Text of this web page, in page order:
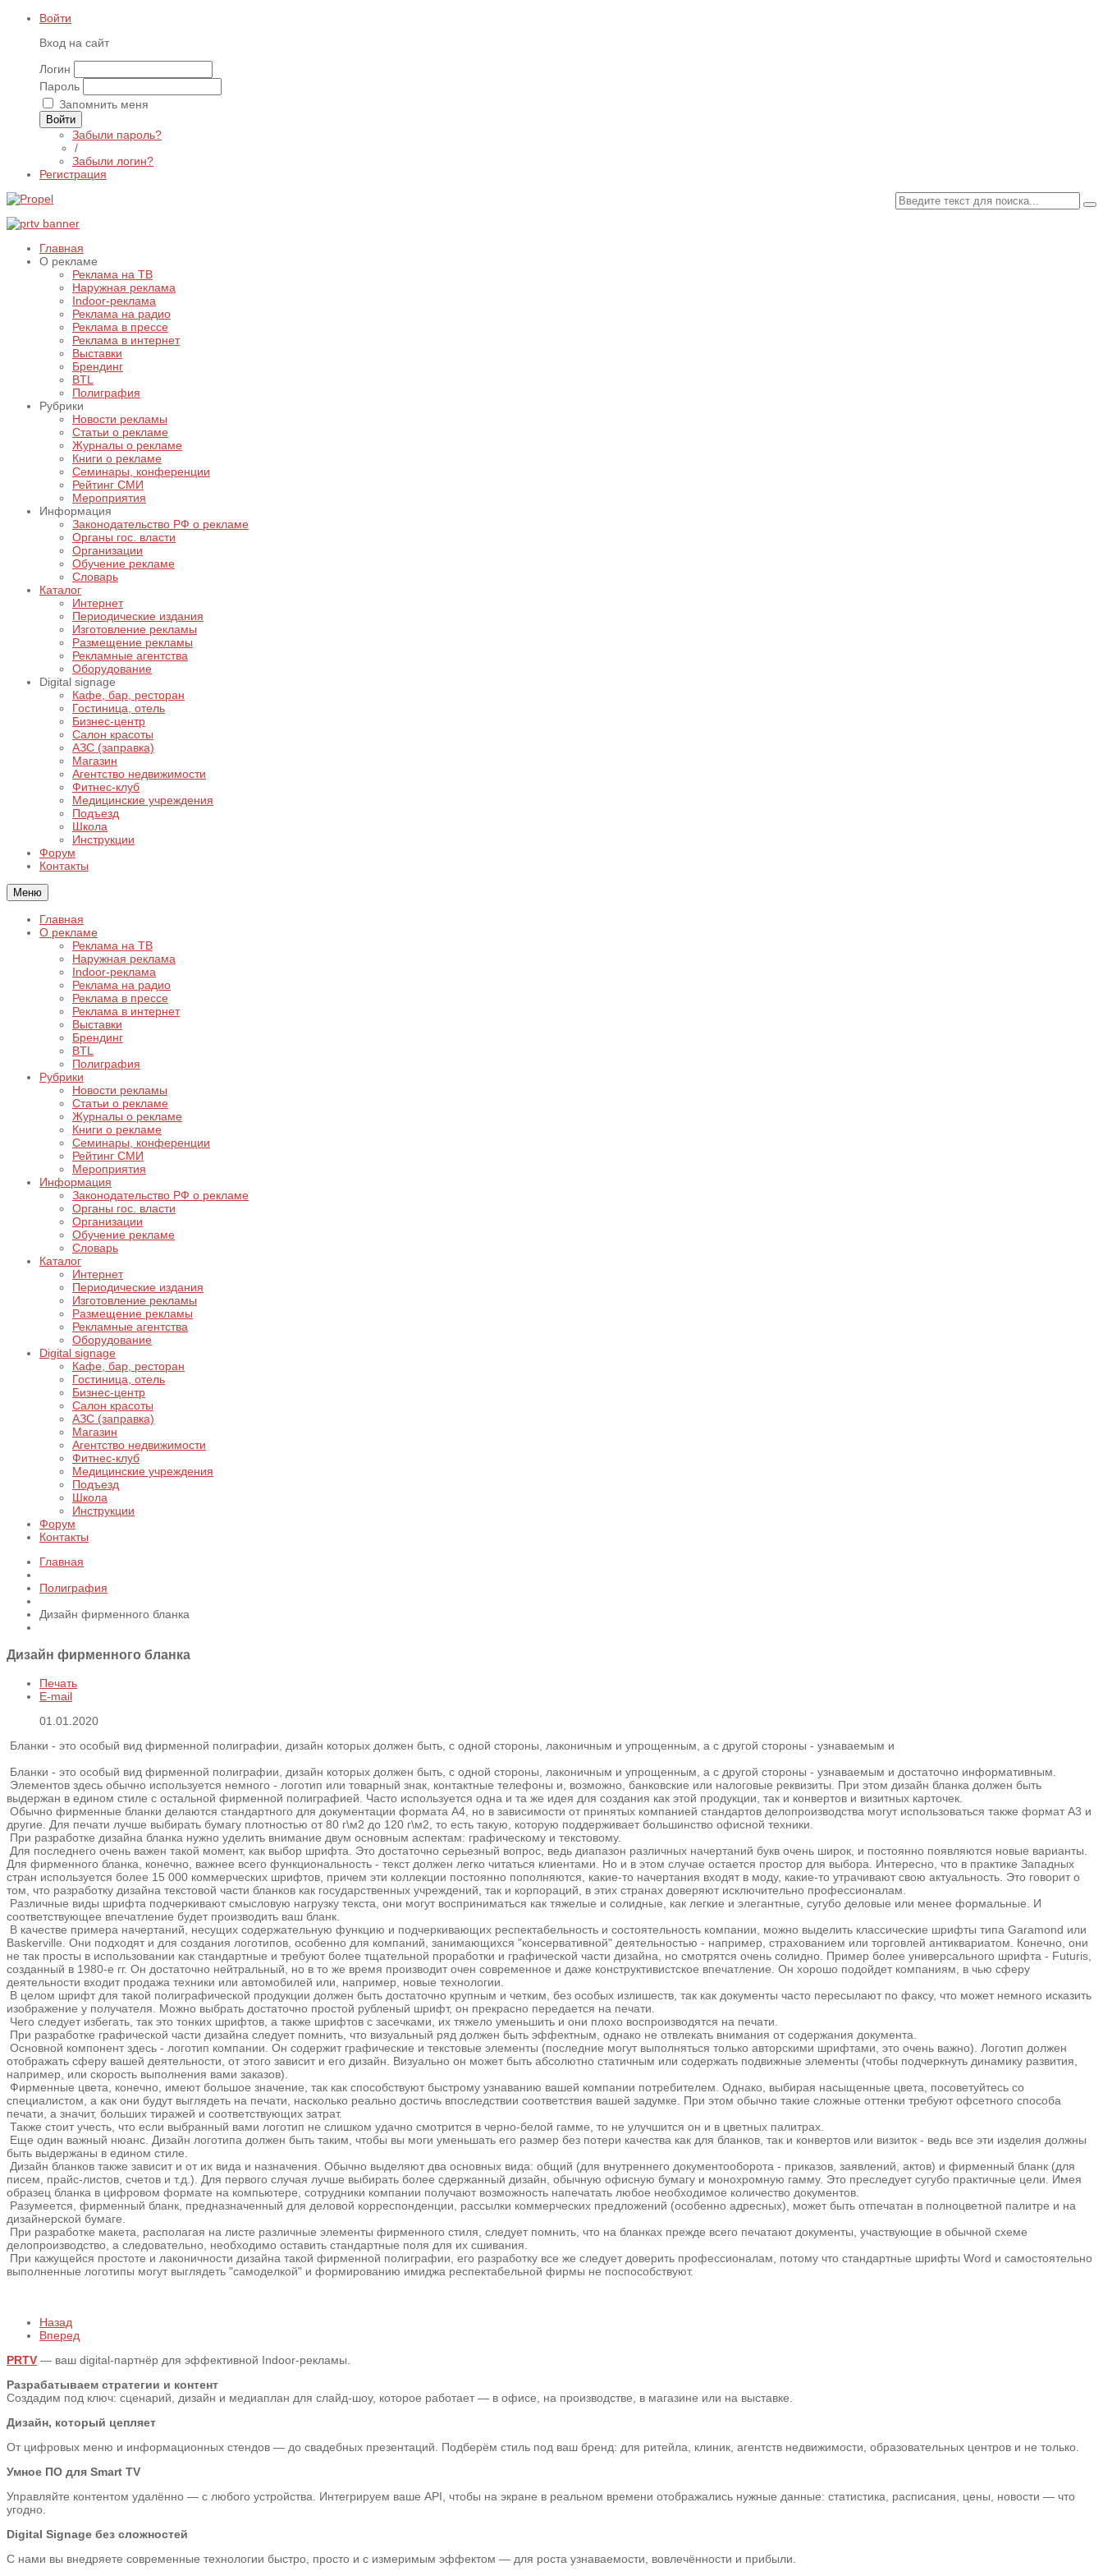
Войти
Вход на сайт
Логин
Пароль
Запомнить меня
Войти
Забыли пароль?
/
Забыли логин?
Регистрация
Главная
О рекламе
Реклама на ТВ
Наружная реклама
Indoor-реклама
Реклама на радио
Реклама в прессе
Реклама в интернет
Выставки
Брендинг
BTL
Полиграфия
Рубрики
Новости рекламы
Статьи о рекламе
Журналы о рекламе
Книги о рекламе
Семинары, конференции
Рейтинг СМИ
Мероприятия
Информация
Законодательство РФ о рекламе
Органы гос. власти
Организации
Обучение рекламе
Словарь
Каталог
Интернет
Периодические издания
Изготовление рекламы
Размещение рекламы
Рекламные агентства
Оборудование
Digital signage
Кафе, бар, ресторан
Гостиница, отель
Бизнес-центр
Салон красоты
АЗС (заправка)
Магазин
Агентство недвижимости
Фитнес-клуб
Медицинские учреждения
Подъезд
Школа
Инструкции
Форум
Контакты
Меню
Главная
О рекламе
Реклама на ТВ
Наружная реклама
Indoor-реклама
Реклама на радио
Реклама в прессе
Реклама в интернет
Выставки
Брендинг
BTL
Полиграфия
Рубрики
Новости рекламы
Статьи о рекламе
Журналы о рекламе
Книги о рекламе
Семинары, конференции
Рейтинг СМИ
Мероприятия
Информация
Законодательство РФ о рекламе
Органы гос. власти
Организации
Обучение рекламе
Словарь
Каталог
Интернет
Периодические издания
Изготовление рекламы
Размещение рекламы
Рекламные агентства
Оборудование
Digital signage
Кафе, бар, ресторан
Гостиница, отель
Бизнес-центр
Салон красоты
АЗС (заправка)
Магазин
Агентство недвижимости
Фитнес-клуб
Медицинские учреждения
Подъезд
Школа
Инструкции
Форум
Контакты
Главная
Полиграфия
Дизайн фирменного бланка
Дизайн фирменного бланка
Печать
E-mail
01.01.2020
Бланки - это особый вид фирменной полиграфии, дизайн которых должен быть, с одной стороны, лаконичным и упрощенным, а с другой стороны - узнаваемым и
Бланки - это особый вид фирменной полиграфии, дизайн которых должен быть, с одной стороны, лаконичным и упрощенным, а с другой стороны - узнаваемым и достаточно информативным.
Элементов здесь обычно используется немного - логотип или товарный знак, контактные телефоны и, возможно, банковские или налоговые реквизиты. При этом дизайн бланка должен быть
выдержан в едином стиле с остальной фирменной полиграфией. Часто используется одна и та же идея для создания как этой продукции, так и конвертов и визитных карточек.
Обычно фирменные бланки делаются стандартного для документации формата А4, но в зависимости от принятых компанией стандартов делопроизводства могут использоваться также формат А3 и
другие. Для печати лучше выбирать бумагу плотностью от 80 г\м2 до 120 г\м2, то есть такую, которую поддерживает большинство офисной техники.
При разработке дизайна бланка нужно уделить внимание двум основным аспектам: графическому и текстовому.
Для последнего очень важен такой момент, как выбор шрифта. Это достаточно серьезный вопрос, ведь диапазон различных начертаний букв очень широк, и постоянно появляются новые варианты.
Для фирменного бланка, конечно, важнее всего функциональность - текст должен легко читаться клиентами. Но и в этом случае остается простор для выбора. Интересно, что в практике Западных
стран используется более 15 000 коммерческих шрифтов, причем эти коллекции постоянно пополняются, какие-то начертания входят в моду, какие-то утрачивают свою актуальность. Это говорит о
том, что разработку дизайна текстовой части бланков как государственных учреждений, так и корпораций, в этих странах доверяют исключительно профессионалам.
Различные виды шрифта подчеркивают смысловую нагрузку текста, они могут восприниматься как тяжелые и солидные, как легкие и элегантные, сугубо деловые или менее формальные. И
соответствующее впечатление будет производить ваш бланк.
В качестве примера начертаний, несущих содержательную функцию и подчеркивающих респектабельность и состоятельность компании, можно выделить классические шрифты типа Garamond или
Baskerville. Они подходят и для создания логотипов, особенно для компаний, занимающихся "консервативной" деятельностью - например, страхованием или торговлей антиквариатом. Конечно, они
не так просты в использовании как стандартные и требуют более тщательной проработки и графической части дизайна, но смотрятся очень солидно. Пример более универсального шрифта - Futuris,
созданный в 1980-е гг. Он достаточно нейтральный, но в то же время производит очен современное и даже конструктивистское впечатление. Он хорошо подойдет компаниям, в чью сферу
деятельности входит продажа техники или автомобилей или, например, новые технологии.
В целом шрифт для такой полиграфической продукции должен быть достаточно крупным и четким, без особых излишеств, так как документы часто пересылают по факсу, что может немного исказить
изображение у получателя. Можно выбрать достаточно простой рубленый шрифт, он прекрасно передается на печати.
Чего следует избегать, так это тонких шрифтов, а также шрифтов с засечками, их тяжело уменьшить и они плохо воспроизводятся на печати.
При разработке графической части дизайна следует помнить, что визуальный ряд должен быть эффектным, однако не отвлекать внимания от содержания документа.
Основной компонент здесь - логотип компании. Он содержит графические и текстовые элементы (последние могут выполняться только авторскими шрифтами, это очень важно). Логотип должен
отображать сферу вашей деятельности, от этого зависит и его дизайн. Визуально он может быть абсолютно статичным или содержать подвижные элементы (чтобы подчеркнуть динамику развития,
например, или скорость выполнения вами заказов).
Фирменные цвета, конечно, имеют большое значение, так как способствуют быстрому узнаванию вашей компании потребителем. Однако, выбирая насыщенные цвета, посоветуйтесь со
специалистом, а как они будут выглядеть на печати, насколько реально достичь впоследствии соответствия вашей задумке. При этом обычно такие сложные оттенки требуют офсетного способа
печати, а значит, больших тиражей и соответствующих затрат.
Также стоит учесть, что если выбранный вами логотип не слишком удачно смотрится в черно-белой гамме, то не улучшится он и в цветных палитрах.
Еще один важный нюанс. Дизайн логотипа должен быть таким, чтобы вы моги уменьшать его размер без потери качества как для бланков, так и конвертов или визиток - ведь все эти изделия должны
быть выдержаны в едином стиле.
Дизайн бланков также зависит и от их вида и назначения. Обычно выделяют два основных вида: общий (для внутреннего документооборота - приказов, заявлений, актов) и фирменный бланк (для
писем, прайс-листов, счетов и т.д.). Для первого случая лучше выбирать более сдержанный дизайн, обычную офисную бумагу и монохромную гамму. Это преследует сугубо практичные цели. Имея
образец бланка в цифровом формате на компьютере, сотрудники компании получают возможность напечатать любое необходимое количество документов.
Разумеется, фирменный бланк, предназначенный для деловой корреспонденции, рассылки коммерческих предложений (особенно адресных), может быть отпечатан в полноцветной палитре и на
дизайнерской бумаге.
При разработке макета, располагая на листе различные элементы фирменного стиля, следует помнить, что на бланках прежде всего печатают документы, участвующие в обычной схеме
делопроизводство, а следовательно, необходимо оставить стандартные поля для их сшивания.
При кажущейся простоте и лаконичности дизайна такой фирменной полиграфии, его разработку все же следует доверить профессионалам, потому что стандартные шрифты Word и самостоятельно
выполненные логотипы могут выглядеть "самоделкой" и формированию имиджа респектабельной фирмы не поспособствуют.
Назад
Вперед
PRTV — ваш digital-партнёр для эффективной Indoor-рекламы.
Разрабатываем стратегии и контент
Создадим под ключ: сценарий, дизайн и медиаплан для слайд-шоу, которое работает — в офисе, на производстве, в магазине или на выставке.
Дизайн, который цепляет
От цифровых меню и информационных стендов — до свадебных презентаций. Подберём стиль под ваш бренд: для ритейла, клиник, агентств недвижимости, образовательных центров и не только.
Умное ПО для Smart TV
Управляйте контентом удалённо — с любого устройства. Интегрируем ваше API, чтобы на экране в реальном времени отображались нужные данные: статистика, расписания, цены, новости — что
угодно.
Digital Signage без сложностей
С нами вы внедряете современные технологии быстро, просто и с измеримым эффектом — для роста узнаваемости, вовлечённости и прибыли.